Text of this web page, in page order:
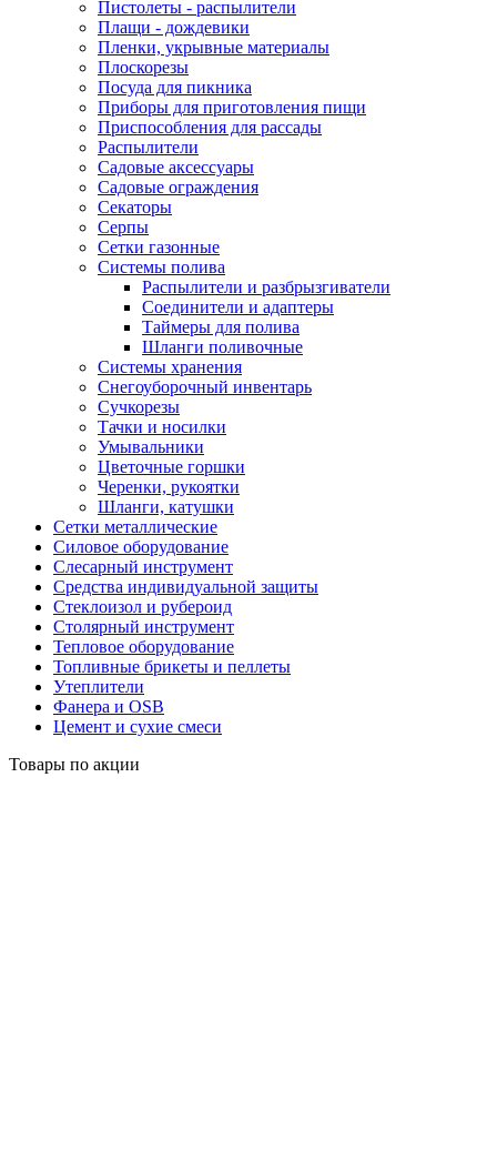
Пистолеты - распылители
Плащи - дождевики
Пленки, укрывные материалы
Плоскорезы
Посуда для пикника
Приборы для приготовления пищи
Приспособления для рассады
Распылители
Садовые аксессуары
Садовые ограждения
Секаторы
Серпы
Сетки газонные
Системы полива
Распылители и разбрызгиватели
Соединители и адаптеры
Таймеры для полива
Шланги поливочные
Системы хранения
Снегоуборочный инвентарь
Сучкорезы
Тачки и носилки
Умывальники
Цветочные горшки
Черенки, рукоятки
Шланги, катушки
Сетки металлические
Силовое оборудование
Слесарный инструмент
Средства индивидуальной защиты
Стеклоизол и рубероид
Столярный инструмент
Тепловое оборудование
Топливные брикеты и пеллеты
Утеплители
Фанера и OSB
Цемент и сухие смеси
Товары по акции